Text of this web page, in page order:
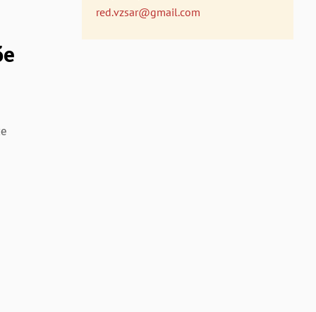
red.vzsar@gmail.com